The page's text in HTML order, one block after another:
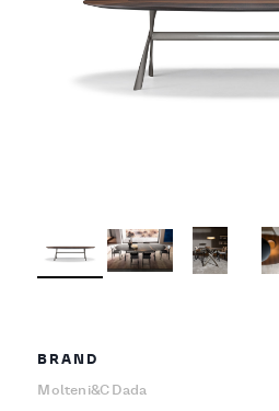
BRAND
Molteni&C Dada